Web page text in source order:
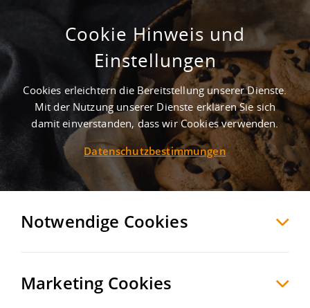
Moderner Gewerbepark /
energieeffizient / flexibel teilbar
EssenEssen, Deutschland
MERKEN VERGLEICHEN EXPORT PDF
Cookie Hinweis und
Einstellungen
Cookies erleichtern die Bereitstellung unserer Dienste.
Mit der Nutzung unserer Dienste erklären Sie sich
damit einverstanden, dass wir Cookies verwenden.
Datenschutzbestimmungen
Notwendige Cookies
Marketing Cookies